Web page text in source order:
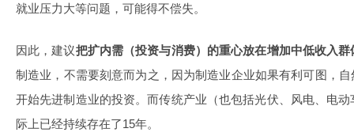
就业压力大等问题，可能得不偿失。
因此，建议把扩内需（投资与消费）的重心放在增加中低收入
制造业，不需要刻意而为之，因为制造业企业如果有利可图，
开始先进制造业的投资。而传统产业（也包括光伏、风电、电
际上已经持续存在了15年。